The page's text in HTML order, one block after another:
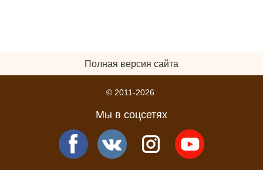
Полная версия сайта
© 2011-2026
Мы в соцсетях